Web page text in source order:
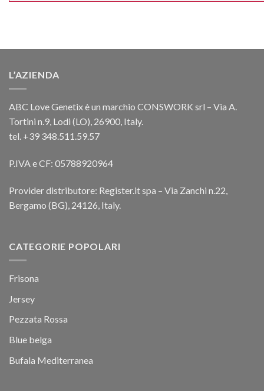
L’AZIENDA
ABC Love Genetix è un marchio CONSWORK srl – Via A.
Tortini n.9, Lodi (LO), 26900, Italy.
tel. +39 348.511.59.57
P.IVA e CF: 05788920964
Provider distributore: Register.it spa – Via Zanchi n.22,
Bergamo (BG), 24126, Italy.
CATEGORIE POPOLARI
Frisona
Jersey
Pezzata Rossa
Blue belga
Bufala Mediterranea